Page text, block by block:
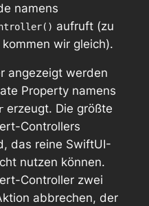
namens
aufruft (zu
wir gleich).
angezeigt werden
Property namens
erzeugt. Die größte
Controllers
das reine SwiftUI-
nutzen können.
Controller zwei
abbrechen, der